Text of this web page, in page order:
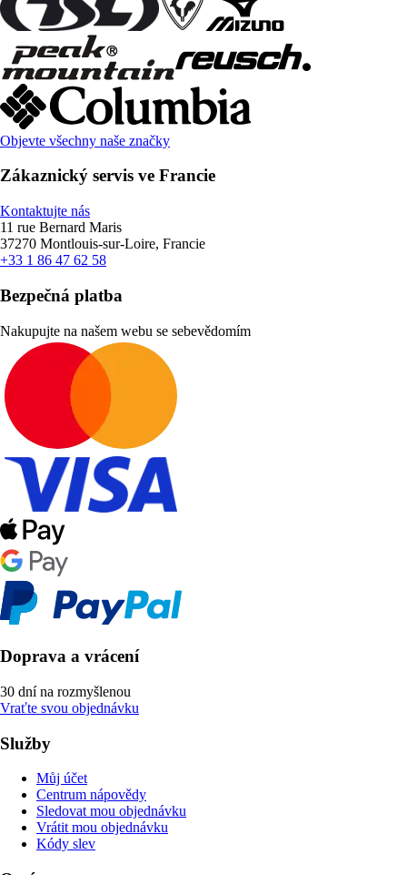
Objevte všechny naše značky
Zákaznický servis ve Francie
Kontaktujte nás
11 rue Bernard Maris
37270 Montlouis-sur-Loire, Francie
+33 1 86 47 62 58
Bezpečná platba
Nakupujte na našem webu se sebevědomím
Doprava a vrácení
30 dní na rozmyšlenou
Vraťte svou objednávku
Služby
Můj účet
Centrum nápovědy
Sledovat mou objednávku
Vrátit mou objednávku
Kódy slev